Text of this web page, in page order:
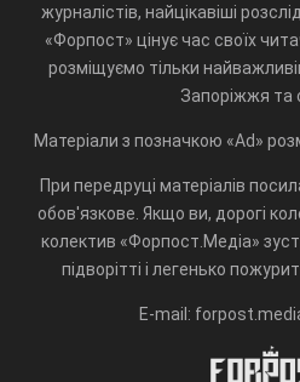
журналістів, найцікавіші
«Форпост» цінує час своїх
розміщуємо тільки
Запоріжжя та
Матеріали з позначкою «Ad»
При передруці матеріалів
обов'язкове. Якщо ви, дорогі
колектив «Форпост.Медіа»
підворітті і легенько
E-mail: